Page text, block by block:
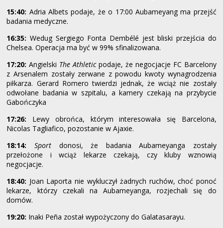
15:40: Adria Albets podaje, że o 17:00 Aubameyang ma przejść
badania medyczne.
16:35:Wedug Sergiego Fonta Dembélé jest bliski przejścia do
Chelsea. Operacja ma być w 99% sfinalizowana.
17:20:Angielski The Athletic podaje, że negocjacje FC Barcelony
z Arsenalem zostały zerwane z powodu kwoty wynagrodzenia
piłkarza. Gerard Romero twierdzi jednak, że wciąż nie zostały
odwołane badania w szpitalu, a kamery czekają na przybycie
Gabończyka
17:26: Lewy obrońca, którym interesowała się Barcelona,
Nicolas Tagliafico, pozostanie w Ajaxie.
18:14: Sport donosi, że badania Aubameyanga zostały
przełożone i wciąż lekarze czekają, czy kluby wznowią
negocjacje.
18:40: Joan Laporta nie wykluczył żadnych ruchów, choć ponoć
lekarze, którzy czekali na Aubameyanga, rozjechali się do
domów.
19:20: Inaki Peña został wypożyczony do Galatasarayu.